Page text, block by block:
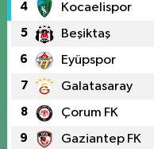
4 Kocaelispor
5 Beşiktaş
6 Eyüpspor
7 Galatasaray
8 Çorum FK
9 Gaziantep FK